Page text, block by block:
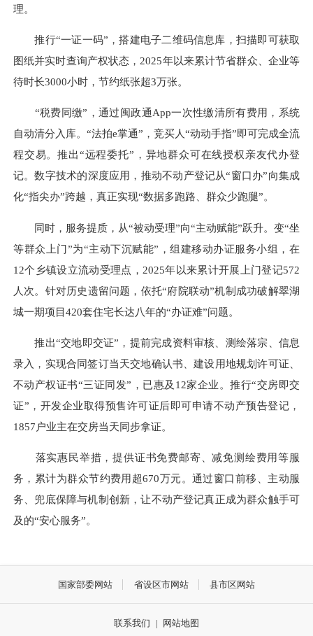
理。
推行“一证一码”，搭建电子二维码信息库，扫描即可获取
图纸并实时查询产权状态，2025年以来累计节省群众、企业等
待时长3000小时，节约纸张超3万张。
“税费同缴”，通过闽政通App一次性缴清所有费用，系统
自动清分入库。“法拍e掌通”，竞买人“动动手指”即可完成全流
程交易。推出“远程委托”，异地群众可在线授权亲友代办登
记。数字技术的深度应用，推动不动产登记从“窗口办”向集成
化“指尖办”跨越，真正实现“数据多跑路、群众少跑腿”。
同时，服务提质，从“被动受理”向“主动赋能”跃升。变“坐
等群众上门”为“主动下沉赋能”，组建移动办证服务小组，在
12个乡镇设立流动受理点，2025年以来累计开展上门登记572
人次。针对历史遗留问题，依托“府院联动”机制成功破解翠湖
城一期项目420套住宅长达八年的“办证难”问题。
推出“交地即交证”，提前完成资料审核、测绘落宗、信息
录入，实现合同签订当天交地确认书、建设用地规划许可证、
不动产权证书“三证同发”，已惠及12家企业。推行“交房即交
证”，开发企业取得预售许可证后即可申请不动产预告登记，
1857户业主在交房当天同步拿证。
落实惠民举措，提供证书免费邮寄、减免测绘费用等服
务，累计为群众节约费用超670万元。通过窗口前移、主动服
务、兜底保障与机制创新，让不动产登记真正成为群众触手可
及的“安心服务”。
国家部委网站 省设区市网站 县市区网站
联系我们 | 网站地图